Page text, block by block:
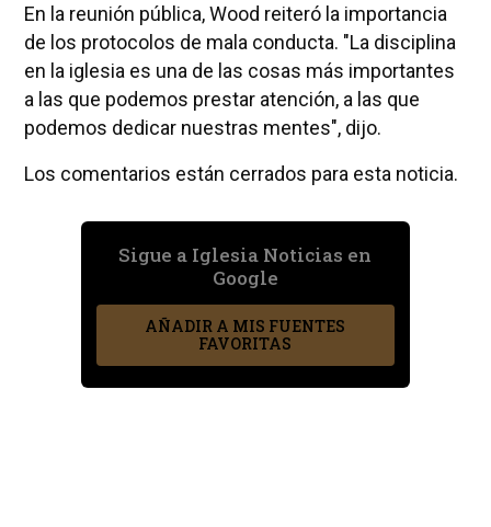
En la reunión pública, Wood reiteró la importancia
de los protocolos de mala conducta. "La disciplina
en la iglesia es una de las cosas más importantes
a las que podemos prestar atención, a las que
podemos dedicar nuestras mentes", dijo.
Los comentarios están cerrados para esta noticia.
Sigue a Iglesia Noticias en
Google
AÑADIR A MIS FUENTES
FAVORITAS